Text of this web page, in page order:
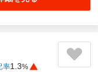
きちんと時間通り
ッチリ！私どもは
たが、何度も利用
率1.3%